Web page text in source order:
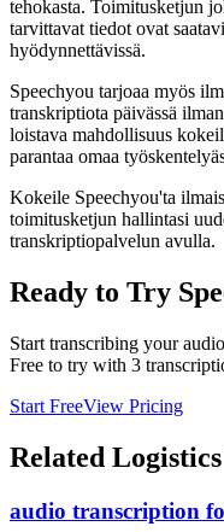
tehokasta. Toimitusketjun
tarvittavat tiedot ovat
hyödynnettävissä.
Speechyou tarjoaa myös
transkriptiota päivässä
loistava mahdollisuus
parantaa omaa
Kokeile Speechyou'ta
toimitusketjun hallintasi
transkriptiopalvelun avulla.
Ready to Try
Start transcribing your
Free to try with 3
Start FreeView Pricing
Related Logistics
audio transcription